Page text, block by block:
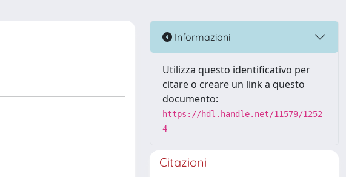
Informazioni
Utilizza questo identificativo per
citare o creare un link a questo
documento:
https://hdl.handle.net/11579/1252
4
Citazioni